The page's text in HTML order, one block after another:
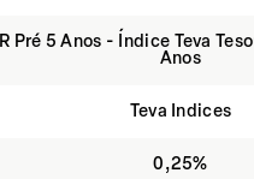
Pré 5 Anos - Índice Teva
Anos
Teva Indices
0,25%